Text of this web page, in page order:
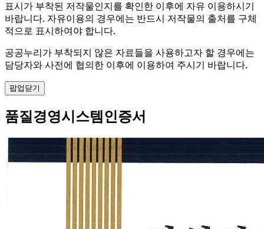
표시가 부착된 저작물인지를 확인한 이후에 자유 이용하시기
바랍니다. 자유이용의 경우에는 반드시 저작물의 출처를 구체
적으로 표시하여야 합니다.
공공누리가 부착되지 않은 자료들을 사용하고자 할 경우에는
담당자와 사전에 협의한 이후에 이용하여 주시기 바랍니다.
팝업닫기
품질경영시스템인증서